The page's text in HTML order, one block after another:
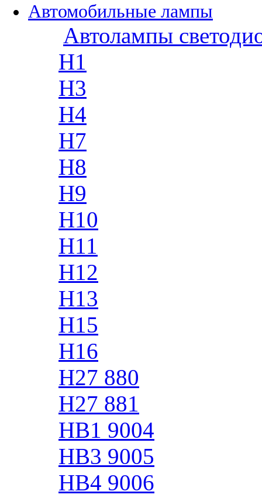
Автомобильные лампы
Автолампы
H1
H3
H4
H7
H8
H9
H10
H11
H12
H13
H15
H16
H27 880
H27 881
HB1 9004
HB3 9005
HB4 9006